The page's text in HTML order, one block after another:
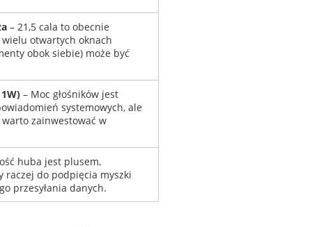
– 21,5 cala to obecnie
otwartych oknach
obok siebie) może być
– Moc głośników jest
systemowych, ale
zainwestować w
huba jest plusem,
raczej do podpięcia myszki
przesyłania danych.